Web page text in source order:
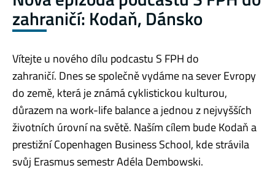
zahraničí: Kodaň, Dánsko
Vítejte u nového dílu podcastu S FPH do
zahraničí. Dnes se společně vydáme na sever Evropy
do země, která je známá cyklistickou kulturou,
důrazem na work-life balance a jednou z nejvyšších
životních úrovní na světě. Naším cílem bude Kodaň a
prestižní Copenhagen Business School, kde strávila
svůj Erasmus semestr Adéla Dembowski.